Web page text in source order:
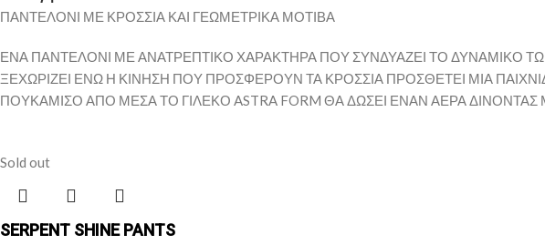
ΠΑΝΤΕΛΟΝΙ ΜΕ ΚΡΟΣΣΙΑ ΚΑΙ ΓΕΩΜΕΤΡΙΚΑ ΜΟΤΙΒΑ
ΕΝΑ ΠΑΝΤΕΛΟΝΙ ΜΕ ΑΝΑΤΡΕΠΤΙΚΟ ΧΑΡΑΚΤΗΡΑ ΠΟΥ ΣΥΝΔΥΑΖΕΙ ΤΟ ΔΥΝΑΜΙΚΟ
ΞΕΧΩΡΙΖΕΙ ΕΝΩ Η ΚΙΝΗΣΗ ΠΟΥ ΠΡΟΣΦΕΡΟΥΝ ΤΑ ΚΡΟΣΣΙΑ ΠΡΟΣΘΕΤΕΙ ΜΙΑ
ΠΟΥΚΑΜΙΣΟ ΑΠΟ ΜΕΣΑ ΤΟ ΓΙΛΕΚΟ ASTRA FORM ΘΑ ΔΩΣΕΙ ΕΝΑΝ ΑΕΡΑ ΔΙΝΟΝΤΑΣ
Sold out
SERPENT SHINE PANTS